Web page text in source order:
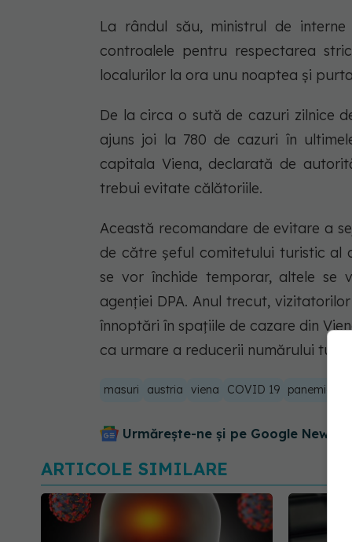
La rândul său, ministrul de
controalele pentru respectarea
localurilor la ora unu noaptea şi
De la circa o sută de cazuri zilnice
ajuns joi la 780 de cazuri în
capitala Viena, declarată de
trebui evitate călătoriile.
Această recomandare de evitare a
de către şeful comitetului turistic al
se vor închide temporar, altele se
agenţiei DPA. Anul trecut,
înnoptări în spaţiile de cazare din
ca urmare a reducerii numărului
masuri austria viena COVID 19 panemie
Urmărește-ne și pe Google News -
ARTICOLE SIMILARE